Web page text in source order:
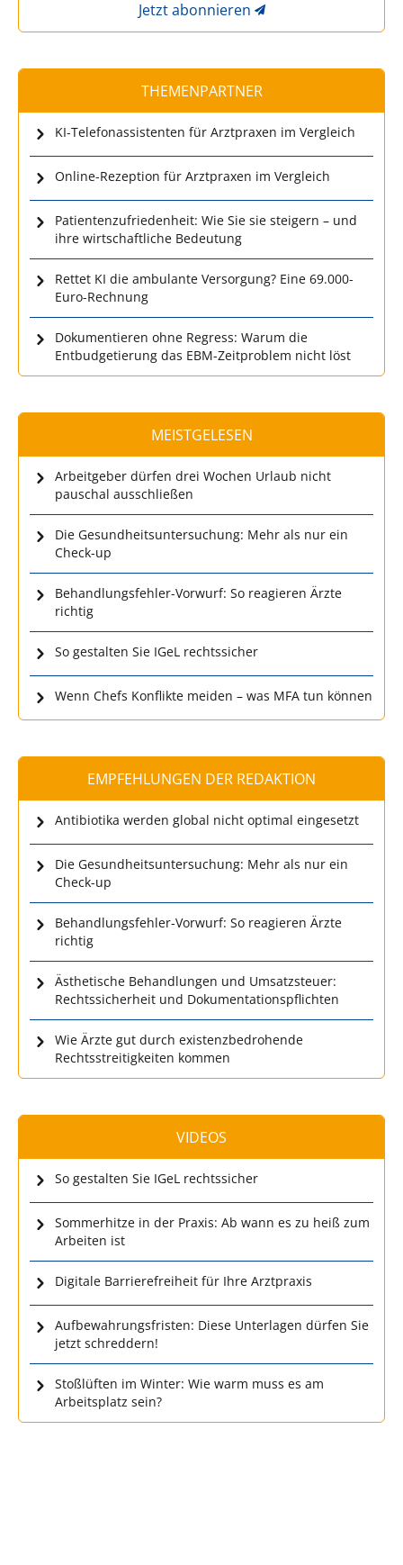
Jetzt abonnieren
THEMENPARTNER
KI-Telefonassistenten für Arztpraxen im Vergleich
Online-Rezeption für Arztpraxen im Vergleich
Patientenzufriedenheit: Wie Sie sie steigern – und
ihre wirtschaftliche Bedeutung
Rettet KI die ambulante Versorgung? Eine 69.000-
Euro-Rechnung
Dokumentieren ohne Regress: Warum die
Entbudgetierung das EBM-Zeitproblem nicht löst
MEISTGELESEN
Arbeitgeber dürfen drei Wochen Urlaub nicht
pauschal ausschließen
Die Gesundheitsuntersuchung: Mehr als nur ein
Check-up
Behandlungsfehler-Vorwurf: So reagieren Ärzte
richtig
So gestalten Sie IGeL rechtssicher
Wenn Chefs Konflikte meiden – was MFA tun können
EMPFEHLUNGEN DER REDAKTION
Antibiotika werden global nicht optimal eingesetzt
Die Gesundheitsuntersuchung: Mehr als nur ein
Check-up
Behandlungsfehler-Vorwurf: So reagieren Ärzte
richtig
Ästhetische Behandlungen und Umsatzsteuer:
Rechtssicherheit und Dokumentationspflichten
Wie Ärzte gut durch existenzbedrohende
Rechtsstreitigkeiten kommen
VIDEOS
So gestalten Sie IGeL rechtssicher
Sommerhitze in der Praxis: Ab wann es zu heiß zum
Arbeiten ist
Digitale Barrierefreiheit für Ihre Arztpraxis
Aufbewahrungsfristen: Diese Unterlagen dürfen Sie
jetzt schreddern!
Stoßlüften im Winter: Wie warm muss es am
Arbeitsplatz sein?